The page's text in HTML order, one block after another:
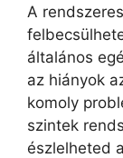
A
általános
az hiányok
komoly
szintek
észlelheted